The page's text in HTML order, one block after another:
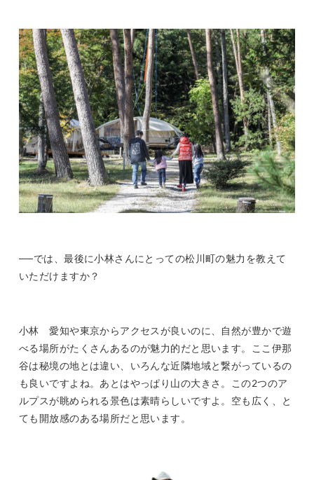
──では、最後に小林さんにとっての松川町の魅力を教えて
いただけますか？
小林 愛知や東京からアクセスが良いのに、自然が豊かで遊
べる場所がたくさんあるのが魅力的だと思います。ここ伊那
谷は秘境の地とは違い、いろんな近隣地域と繋がっているの
も良いですよね。あとはやっぱり山の大きさ。この2つのア
ルプスが眺められる景色は素晴らしいですよ。空も広く、と
ても開放感のある場所だと思います。